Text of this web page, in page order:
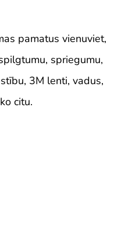
pamatus vienuviet,
spriegumu,
3M lenti, vadus,
citu.